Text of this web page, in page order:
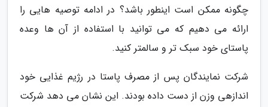
چگونه ممکن است اینطور باشد؟ در ادامه توصیه هایی را
ارائه می دهیم که می توانید با استفاده از آن ها وعده
پاستای خود سبک تر و سالمتر کنید.
شرکت نمایندگان پس از مصرف پاستا در رژیم غذایی خود
اندازهی وزن از دست داده بودند. این نشان می دهد شرکت